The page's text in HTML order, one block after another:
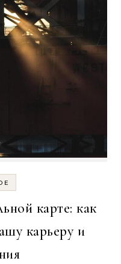
карте: как
карьеру и